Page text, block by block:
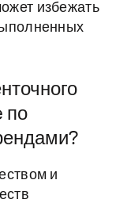
избежать
по
и